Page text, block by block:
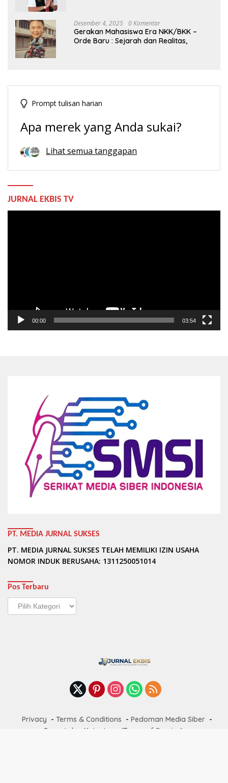
Desember 4, 2025 0 Komentar
Gerakan Mahasiswa Era NKK/BKK –
Orde Baru : Sejarah dan Realitas,
Prompt tulisan harian
Apa merek yang Anda sukai?
Lihat semua tanggapan
JURNAL EKBIS TV
00:00 03:54
PT. MEDIA JURNAL SUKSES
PT. MEDIA JURNAL SUKSES TELAH MEMILIKI IZIN USAHA
NOMOR INDUK BERUSAHA: 1311250051014
Pos Terbaru
Pos
Terbaru
Privacy Terms & Conditions
Pedoman Media Siber
Syarat dan Ketentuan (Terms of Service)